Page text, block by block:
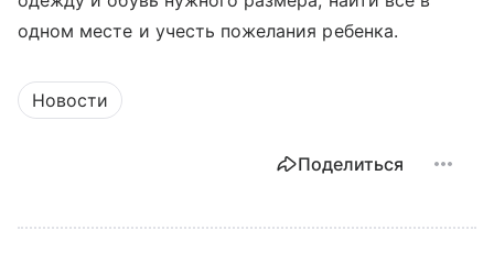
одном месте и учесть пожелания ребенка.
Новости
Поделиться